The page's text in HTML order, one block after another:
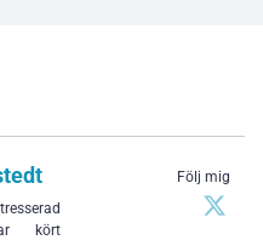
Följ mig
kört